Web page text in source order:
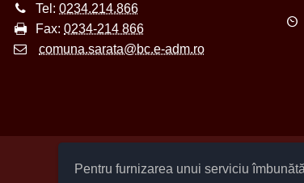
Pentru furnizarea unui serviciu
Tel: 0234.214.866
Fax: 0234-214 866
comuna.sarata@bc.e-adm.ro